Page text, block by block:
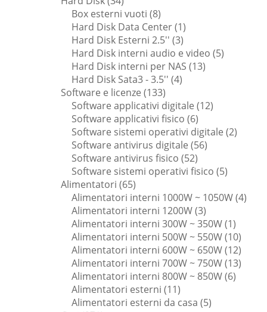
prodotti
Box esterni vuoti 88
prodotti
Hard Disk Data Center 11
prodotto
Hard Disk Esterni 2.5'' 33
prodotti
Hard Disk interni audio e video 55
Hard Disk interni per NAS 1313
Hard Disk Sata3 - 3.5'' 44
Software e licenze 133133
prodotti
Software applicativi digitale 1212
Software applicativi fisico 66
prodotti
Software sistemi operativi digitale 22
Software antivirus digitale 5656
Software antivirus fisico 5252
prodotti
Software sistemi operativi fisico 55
Alimentatori 6565
prodotti
Alimentatori interni 1000W ~ 1050W 44
Alimentatori interni 1200W 33
prodotti
Alimentatori interni 300W ~ 350W 11
prodotto
Alimentatori interni 500W ~ 550W 1010
Alimentatori interni 600W ~ 650W 1212
Alimentatori interni 700W ~ 750W 1313
Alimentatori interni 800W ~ 850W 66
Alimentatori esterni 1111
prodotti
Alimentatori esterni da casa 55